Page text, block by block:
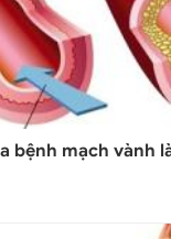
bệnh mạch vành